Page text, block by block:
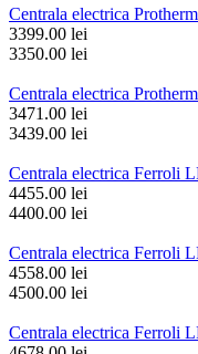
Centrala electrica
3399.00 lei
3350.00 lei
Centrala electrica
3471.00 lei
3439.00 lei
Centrala electrica Ferroli
4455.00 lei
4400.00 lei
Centrala electrica Ferroli
4558.00 lei
4500.00 lei
Centrala electrica Ferroli